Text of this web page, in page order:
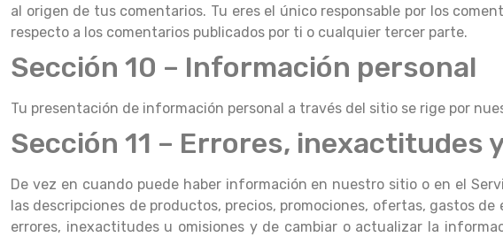
al origen de tus comentarios. Tu eres el único responsable por los
respecto a los comentarios publicados por ti o cualquier tercer parte.
Sección 10 – Información personal
Tu presentación de información personal a través del sitio se rige por
Sección 11 – Errores, inexactitudes
De vez en cuando puede haber información en nuestro sitio o en el
las descripciones de productos, precios, promociones, ofertas, gastos
errores, inexactitudes u omisiones y de cambiar o actualizar la